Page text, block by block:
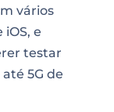
vários
e
testar
5G de